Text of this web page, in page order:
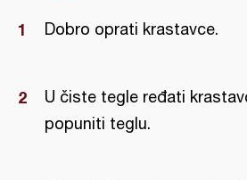
Dobro oprati krastavce.
U čiste tegle ređati
popuniti teglu.